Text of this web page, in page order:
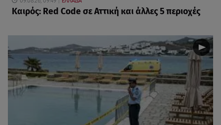
Καιρός: Red Code σε Αττική και άλλες 5 περιοχές